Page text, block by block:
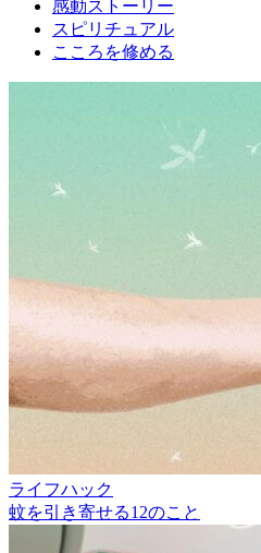
感動ストーリー
スピリチュアル
こころを修める
ライフハック
蚊を引き寄せる12のこと